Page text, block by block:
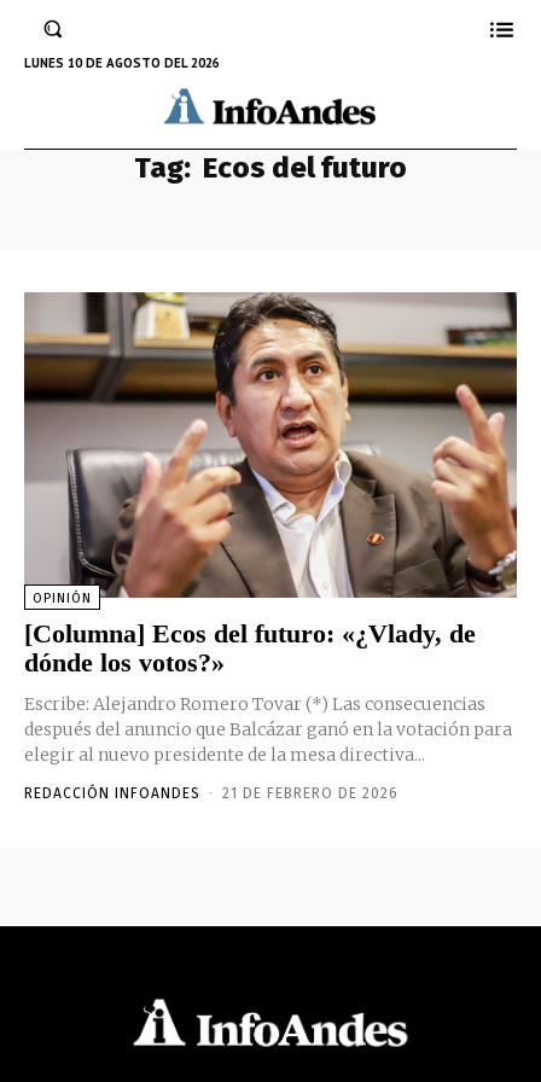
LUNES 10 DE AGOSTO DEL 2026
Tag: Ecos del futuro
OPINIÓN
[Columna] Ecos del futuro: «¿Vlady, de
dónde los votos?»
Escribe: Alejandro Romero Tovar (*) Las consecuencias
después del anuncio que Balcázar ganó en la votación para
elegir al nuevo presidente de la mesa directiva...
REDACCIÓN INFOANDES - 21 DE FEBRERO DE 2026